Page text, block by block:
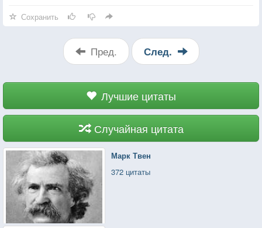
Сохранить
Пред. След.
Лучшие цитаты
Случайная цитата
Марк Твен
372 цитаты